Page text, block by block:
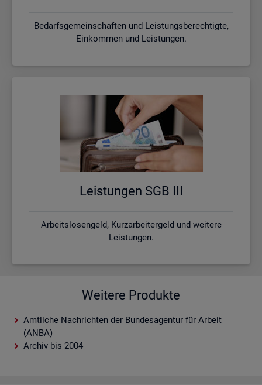
Bedarfsgemeinschaften und Leistungsberechtigte,
Einkommen und Leistungen.
Leis­tun­gen SGB III
Arbeitslosengeld, Kurzarbeitergeld und weitere
Leistungen.
Weitere Produkte
Amtliche Nachrichten der Bundesagentur für Arbeit
(ANBA)
Archiv bis 2004